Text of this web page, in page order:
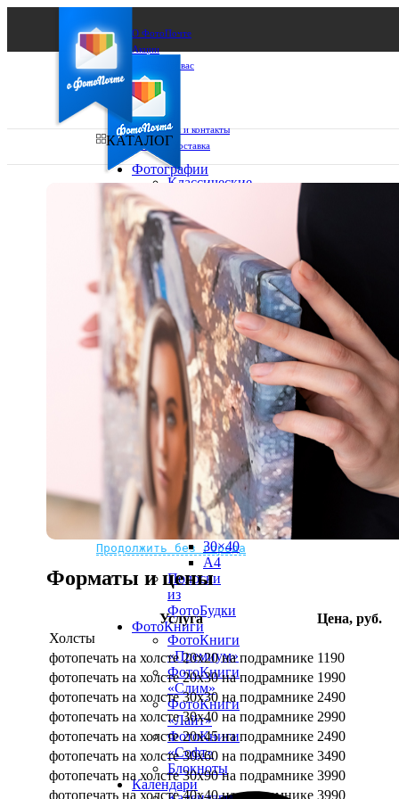
О ФотоПочте
Акции
Сделаем за вас
Бизнесу
FAQ
Франшиза
Поддержка и контакты
Оплата и доставка
Ваш город:
Ваш регион доставки
Выберите из списка:
Не нашли Ваш город?
Мы доставляем по всему миру
Продолжить без города
КАТАЛОГ
Фотографии
Классические
10х15
13х18
15х15
15х20
20х20
20х30
30х30
30х40
А4
Фото
рамке
10х10
10×15
13×18
15×15
15×20
20×20
20×30
30×30
30×40
A4
Полоски
из
ФотоБудки
ФотоКниги
ФотоКниги
«Премиум»
ФотоКниги
«Слим»
ФотоКниги
«Лайт»
ФотоКниги
«Софт»
Блокноты
Календари
Форматы и цены
Услуга
Цена, руб.
Холсты
фотопечать на холсте 20х20 на подрамнике 1190
фотопечать на холсте 20х30 на подрамнике 1990
фотопечать на холсте 30х30 на подрамнике 2490
фотопечать на холсте 30х40 на подрамнике 2990
фотопечать на холсте 20х45 на подрамнике 2490
фотопечать на холсте 30х60 на подрамнике 3490
фотопечать на холсте 30х90 на подрамнике 3990
фотопечать на холсте 40х40 на подрамнике 3990